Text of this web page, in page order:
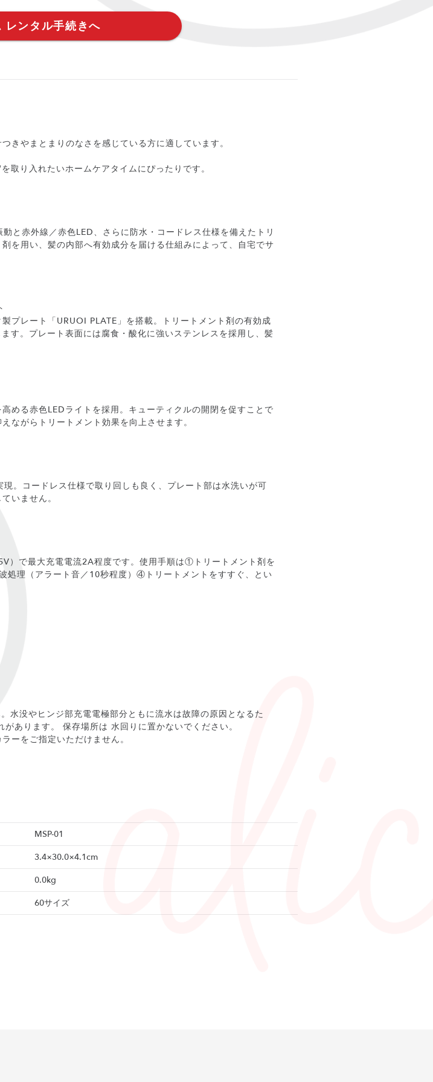
レンタル手続きへ
きやまとまりのなさを感じている方に適しています。
取り入れたいホームケアタイムにぴったりです。
と赤外線／赤色LED、さらに防水・コードレス仕様を備えたトリ
を用い、髪の内部へ有効成分を届ける仕組みによって、自宅でサ
プレート「URUOI PLATE」を搭載。トリートメント剤の有効成
す。プレート表面には腐食・酸化に強いステンレスを採用し、髪
める赤色LEDライトを採用。キューティクルの開閉を促すことで
ながらトリートメント効果を向上させます。
。コードレス仕様で取り回しも良く、プレート部は水洗いが可
いません。
）で最大充電電流2A程度です。使用手順は①トリートメント剤を
理（アラート音／10秒程度）④トリートメントをすすぐ、とい
水没やヒンジ部充電電極部分ともに流水は故障の原因となるた
あります。 保存場所は 水回りに置かないでください。
ーをご指定いただけません。
MSP-01
3.4×30.0×4.1cm
0.0kg
60サイズ